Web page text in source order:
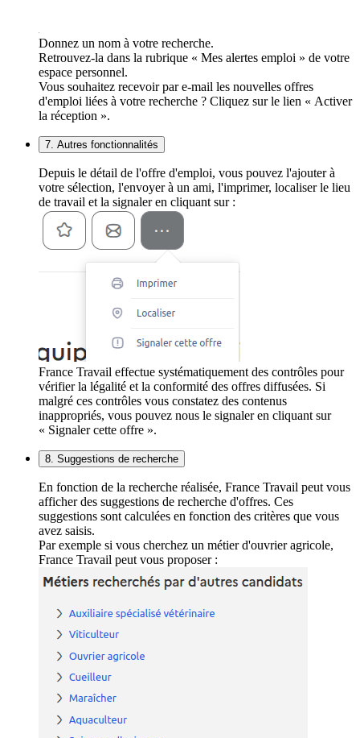
Donnez un nom à votre recherche.
Retrouvez-la dans la rubrique « Mes alertes emploi » de votre
espace personnel.
Vous souhaitez recevoir par e-mail les nouvelles offres
d'emploi liées à votre recherche ? Cliquez sur le lien « Activer
la réception ».
7. Autres fonctionnalités
Depuis le détail de l'offre d'emploi, vous pouvez l'ajouter à
votre sélection, l'envoyer à un ami, l'imprimer, localiser le lieu
de travail et la signaler en cliquant sur :
France Travail effectue systématiquement des contrôles pour
vérifier la légalité et la conformité des offres diffusées. Si
malgré ces contrôles vous constatez des contenus
inappropriés, vous pouvez nous le signaler en cliquant sur
« Signaler cette offre ».
8. Suggestions de recherche
En fonction de la recherche réalisée, France Travail peut vous
afficher des suggestions de recherche d'offres. Ces
suggestions sont calculées en fonction des critères que vous
avez saisis.
Par exemple si vous cherchez un métier d'ouvrier agricole,
France Travail peut vous proposer :